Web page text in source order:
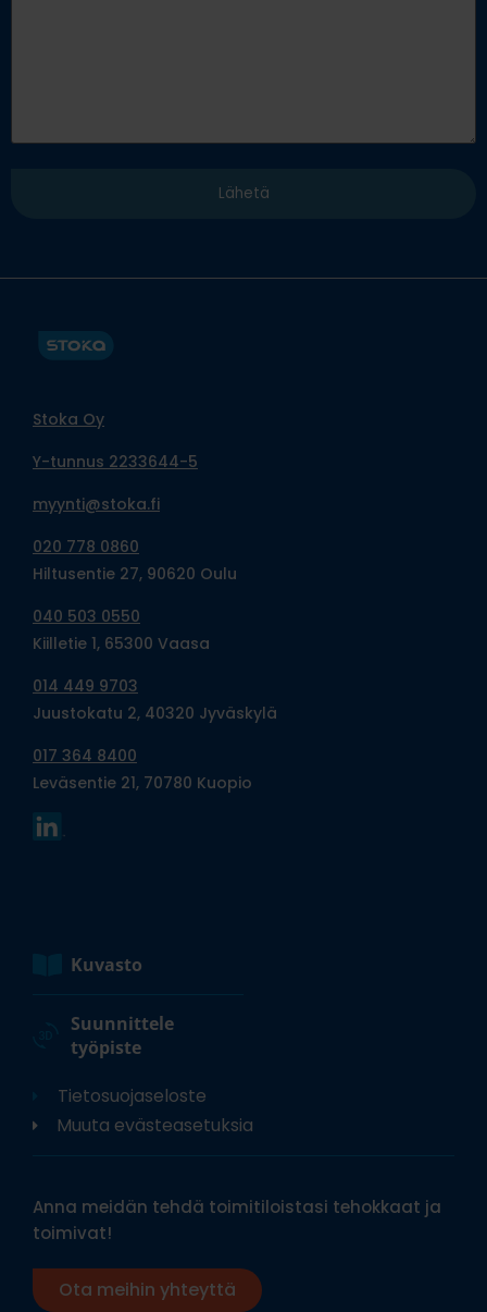
Stoka Oy
Y-tunnus 2233644-5
myynti@stoka.fi
020 778 0860
Hiltusentie 27, 90620 Oulu
040 503 0550
Kiilletie 1, 65300 Vaasa
014 449 9703
Juustokatu 2, 40320 Jyväskylä
017 364 8400
Leväsentie 21, 70780 Kuopio
Kuvasto
Suunnittele
työpiste
Tietosuojaseloste
Muuta evästeasetuksia
Anna meidän tehdä toimitiloistasi tehokkaat ja
toimivat!
Ota meihin yhteyttä